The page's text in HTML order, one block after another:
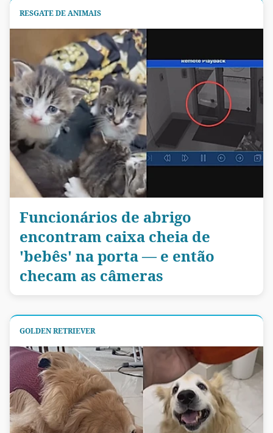
RESGATE DE ANIMAIS
Funcionários de abrigo
encontram caixa cheia de
'bebês' na porta — e então
checam as câmeras
GOLDEN RETRIEVER